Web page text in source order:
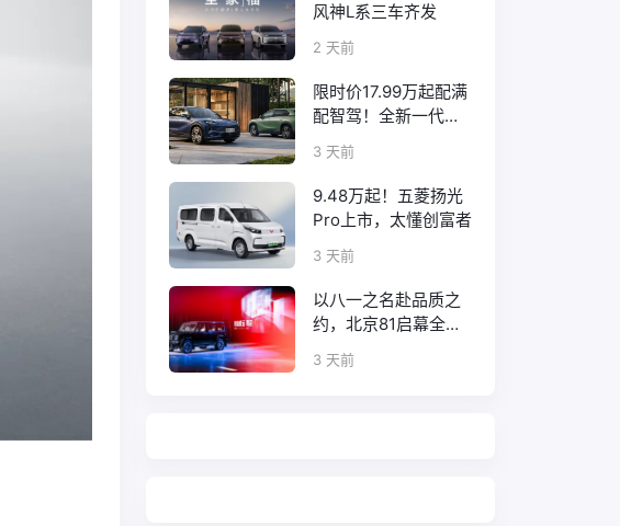
风神L系三车齐发
2 天前
限时价17.99万起配满
配智驾！全新一代天
工08正式上市
3 天前
9.48万起！五菱扬光
Pro上市，太懂创富者
3 天前
以八一之名赴品质之
约，北京81启幕全新
口碑征程
3 天前